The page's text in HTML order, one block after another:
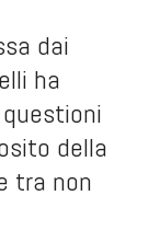
dai
ha
della
tra non